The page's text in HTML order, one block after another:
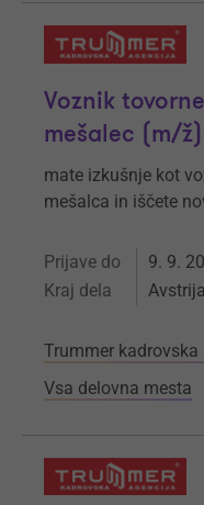
Voznik
mešalec (m/ž)
mate izkušnje kot
mešalca in iščete
Prijave do 9. 9.
Kraj dela
Trummer kadrovska
Vsa delovna mesta